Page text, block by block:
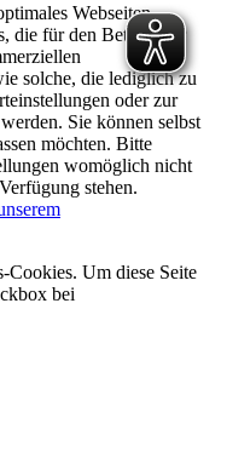
Webseiten-
die für den Betrieb der
solche, die lediglich zu
oder zur
Sie können selbst
möchten. Bitte
womöglich nicht
stehen.
Cookies. Um diese Seite
bei